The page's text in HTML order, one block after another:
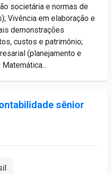
societária e normas de
Vivência em elaboração e
demonstrações
custos e patrimônio;
(planejamento e
sênior